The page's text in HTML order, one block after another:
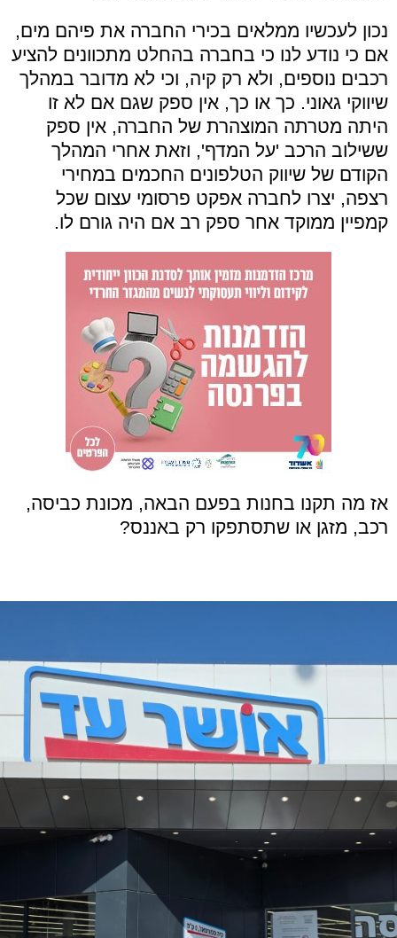
נכון לעכשיו ממלאים בכירי החברה את פיהם מים,
אם כי נודע לנו כי בחברה בהחלט מתכוונים להציע
רכבים נוספים, ולא רק קיה, וכי לא מדובר במהלך
שיווקי גאוני. כך או כך, אין ספק שגם אם לא זו
היתה מטרתה המוצהרת של החברה, אין ספק
ששילוב הרכב 'על המדף', וזאת אחרי המהלך
הקודם של שיווק הטלפונים החכמים במחירי
רצפה, יצרו לחברה אפקט פרסומי עצום שכל
קמפיין ממוקד אחר ספק רב אם היה גורם לו.
אז מה תקנו בחנות בפעם הבאה, מכונת כביסה,
רכב, מזגן או שתסתפקו רק באננס?